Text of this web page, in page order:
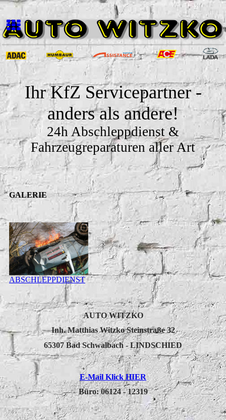
Ihr KfZ Servicepartner -
anders als andere!
24h Abschleppdienst &
Fahrzeugreparaturen aller Art
GALERIE
ABSCHLEPPDIENST
AUTO WITZKO
Inh. Matthias Witzko Steinstraße 32
65307 Bad Schwalbach - LINDSCHIED
E-Mail Klick HIER
Büro:06124 - 12319